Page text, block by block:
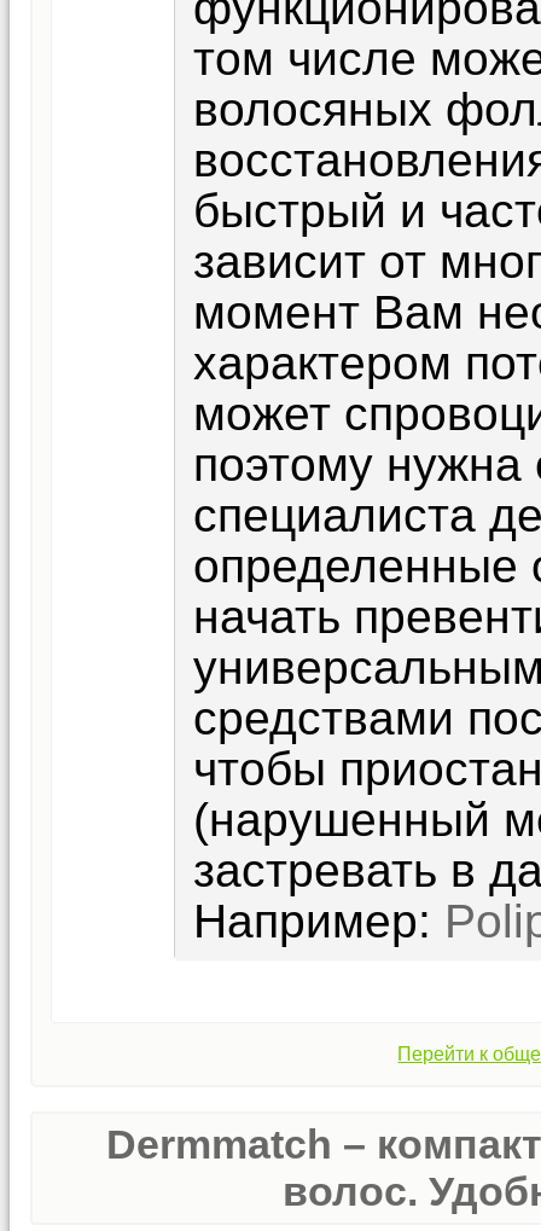
том числе
волосяных
быстрый и
зависит от
момент Вам
характером
может
поэтому нужна
специалиста
определенные
начать
средствами
чтобы
(нарушенный
застревать в
Например:
Перейти к
Dermmatch –
волос.